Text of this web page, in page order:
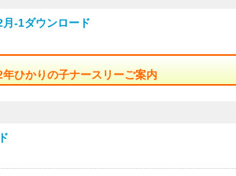
月-1ダウンロード
年ひかりの子ナースリーご案内